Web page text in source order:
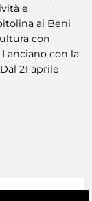
e
ai Beni
con
con la
21 aprile